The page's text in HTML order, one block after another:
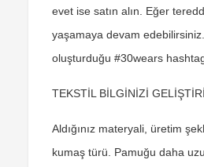
evet ise satın alın. Eğer
yaşamaya devam
oluşturduğu #30wears
TEKSTİL BİLGİNİZİ
Aldığınız materyali, üretim
kumaş türü. Pamuğu daha